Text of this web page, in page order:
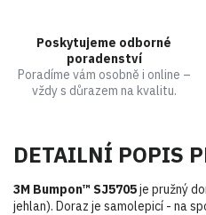
Poskytujeme odborné
poradenství
Poradíme vám osobně i online –
vždy s důrazem na kvalitu.
DETAILNÍ POPIS
3M Bumpon™ SJ5705je pružný
jehlan). Doraz je samolepicí - na